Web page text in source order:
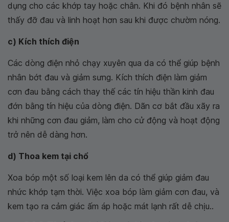
dụng cho các khớp tay hoặc chân. Khi đó bệnh nhân sẽ
thấy đỡ đau và linh hoạt hơn sau khi được chườm nóng.
c) Kích thích điện
Các dòng điện nhỏ chạy xuyên qua da có thể giúp bệnh
nhân bớt đau và giảm sưng. Kích thích điện làm giảm
cơn đau bằng cách thay thế các tín hiệu thần kinh đau
đớn bằng tín hiệu của dòng điện. Dãn cơ bắt đầu xãy ra
khi những cơn đau giảm, làm cho cử động và hoạt động
trở nên dễ dàng hơn.
d) Thoa kem tại chổ
Xoa bóp một số loại kem lên da có thể giúp giảm đau
nhức khớp tạm thời. Việc xoa bóp làm giảm cơn đau, và
kem tạo ra cảm giác ấm áp hoặc mát lạnh rất dễ chịu..